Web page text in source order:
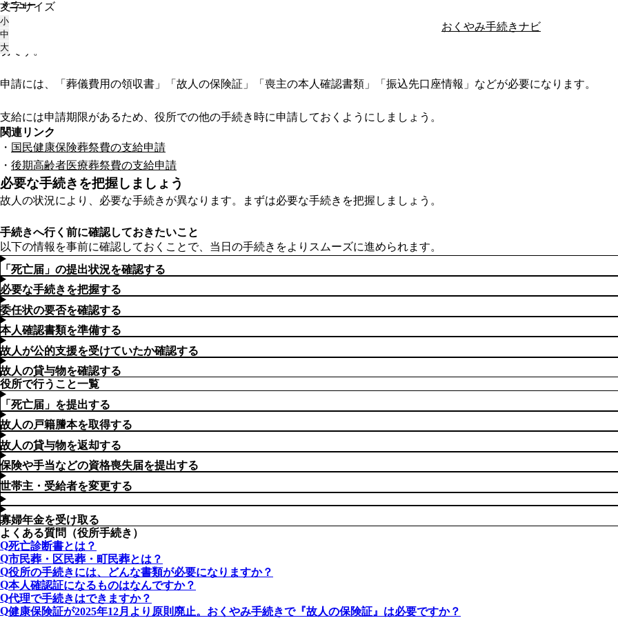
おくやみ手続きナビ
文字サイズ
小
中
大
メニュー
トップ 役所で手続きを行う
葬祭費を申し込む
故人が国民健康保険に加入していた場合、葬儀を行った人（一般的には喪主）に対して「葬祭費」が支給されます
切です。
申請には、「葬儀費用の領収書」「故人の保険証」「喪主の本人確認書類」「振込先口座情報」などが必要になります。
支給には申請期限があるため、役所での他の手続き時に申請しておくようにしましょう。
関連リンク
国民健康保険葬祭費の支給申請
後期高齢者医療葬祭費の支給申請
必要な手続きを把握しましょう
故人の状況により、必要な手続きが異なります。まずは必要な手続きを把握しましょう。
手続きへ行く前に確認しておきたいこと
以下の情報を事前に確認しておくことで、当日の手続きをよりスムーズに進められます。
「死亡届」の提出状況を確認する
必要な手続きを把握する
委任状の要否を確認する
本人確認書類を準備する
故人が公的支援を受けていたか確認する
故人の貸与物を確認する
役所で行うこと一覧
「死亡届」を提出する
故人の戸籍謄本を取得する
故人の貸与物を返却する
保険や手当などの資格喪失届を提出する
世帯主・受給者を変更する
寡婦年金を受け取る
よくある質問（役所手続き）
死亡診断書とは？
市民葬・区民葬・町民葬とは？
役所の手続きには、どんな書類が必要になりますか？
本人確認証になるものはなんですか？
代理で手続きはできますか？
健康保険証が2025年12月より原則廃止。おくやみ手続きで『故人の保険証』は必要ですか？